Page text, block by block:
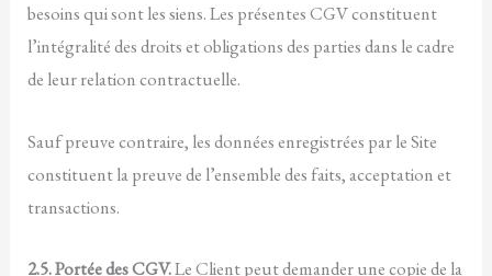
besoins qui sont les siens. Les présentes CGV constituent
l’intégralité des droits et obligations des parties dans le cadre
de leur relation contractuelle.
Sauf preuve contraire, les données enregistrées par le Site
constituent la preuve de l’ensemble des faits, acceptation et
transactions.
2.5. Portée des CGV.Le Client peut demander une copie de la